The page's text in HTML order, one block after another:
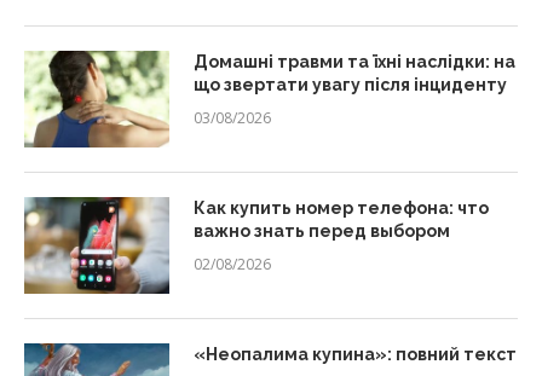
Домашні травми та їхні наслідки: на
що звертати увагу після інциденту
03/08/2026
Как купить номер телефона: что
важно знать перед выбором
02/08/2026
«Неопалима купина»: повний текст